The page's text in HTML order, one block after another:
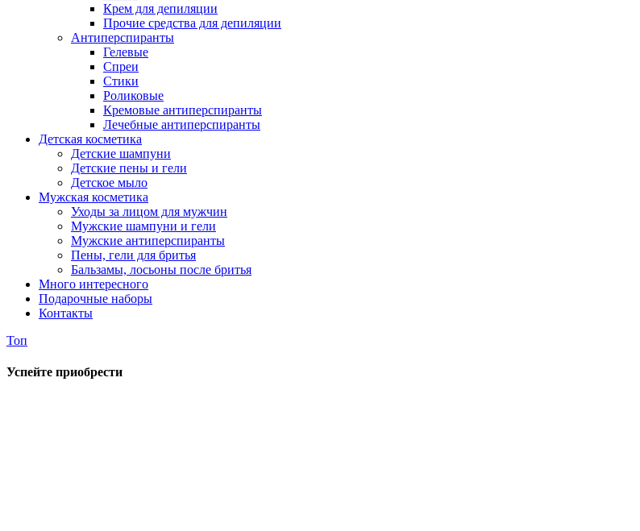
Крем для депиляции
Прочие средства для депиляции
Антиперспиранты
Гелевые
Спреи
Стики
Роликовые
Кремовые антиперспиранты
Лечебные антиперспиранты
Детская косметика
Детские шампуни
Детские пены и гели
Детское мыло
Мужская косметика
Уходы за лицом для мужчин
Мужские шампуни и гели
Мужские антиперспиранты
Пены, гели для бритья
Бальзамы, лосьоны после бритья
Много интересного
Подарочные наборы
Контакты
Топ
Успейте приобрести